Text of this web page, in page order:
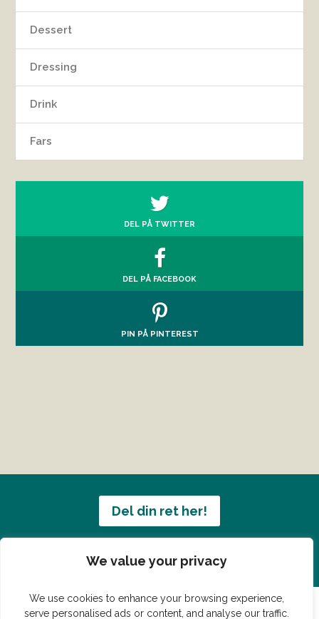
We value your privacy
We use cookies to enhance your browsing experience,
serve personalised ads or content, and analyse our traffic.
Dessert
Dressing
Drink
Fars
DEL PÅ TWITTER
DEL PÅ FACEBOOK
PIN PÅ PINTEREST
Del din ret her!
Har du en konge ret du vil dele?